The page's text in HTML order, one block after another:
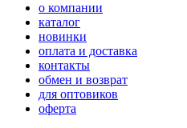
о компании
каталог
новинки
оплата и доставка
контакты
обмен и возврат
для оптовиков
оферта